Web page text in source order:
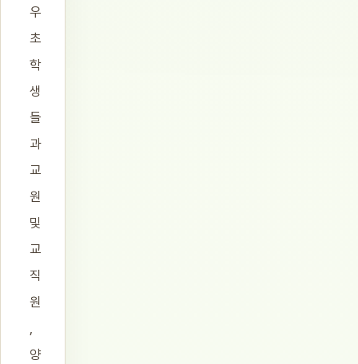
우
초
학
생
들
과
교
원
및
교
직
원
,
양